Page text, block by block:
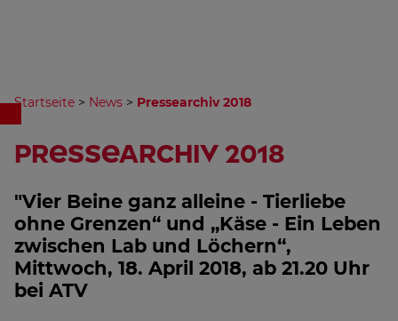
Startseite > News > Pressearchiv 2018
Pressearchiv 2018
"Vier Beine ganz alleine - Tierliebe
ohne Grenzen“ und „Käse - Ein Leben
zwischen Lab und Löchern“,
Mittwoch, 18. April 2018, ab 21.20 Uhr
bei ATV